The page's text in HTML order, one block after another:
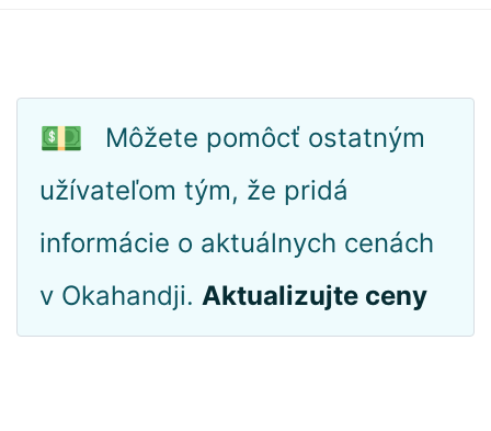
💵
Môžete pomôcť ostatným
užívateľom tým, že pridá
informácie o aktuálnych cenách
v Okahandji. Aktualizujte ceny